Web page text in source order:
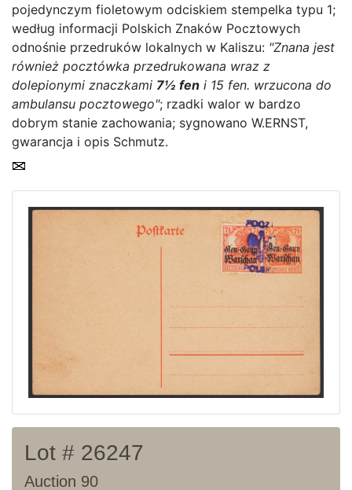
Regulation
Contact
pojedynczym fioletowym odciskiem stempelka typu 1;
według informacji Polskich Znaków Pocztowych
odnośnie przedruków lokalnych w Kaliszu: "Znana jest
również pocztówka przedrukowana wraz z
dolepionymi znaczkami 7½ fen i 15 fen. wrzucona do
ambulansu pocztowego"; rzadki walor w bardzo
dobrym stanie zachowania; sygnowano W.ERNST,
gwarancja i opis Schmutz.
Lot # 26247
Auction 90